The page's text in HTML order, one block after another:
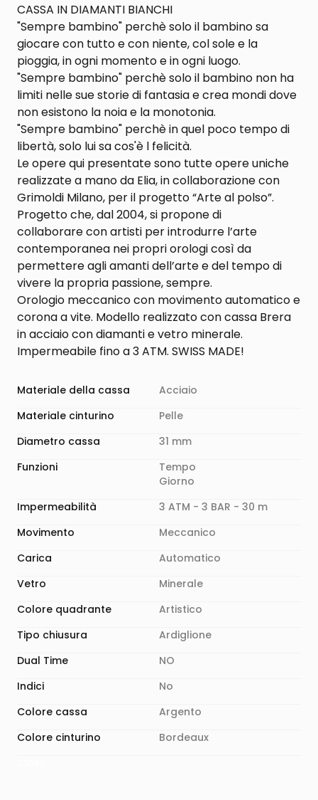
CASSA IN DIAMANTI BIANCHI
"Sempre bambino" perchè solo il bambino sa
giocare con tutto e con niente, col sole e la
pioggia, in ogni momento e in ogni luogo.
"Sempre bambino" perchè solo il bambino non ha
limiti nelle sue storie di fantasia e crea mondi dove
non esistono la noia e la monotonia.
"Sempre bambino" perchè in quel poco tempo di
libertà, solo lui sa cos'è l felicità.
Le opere qui presentate sono tutte opere uniche
realizzate a mano da Elia, in collaborazione con
Grimoldi Milano, per il progetto “Arte al polso”.
Progetto che, dal 2004, si propone di
collaborare con artisti per introdurre l’arte
contemporanea nei propri orologi così da
permettere agli amanti dell’arte e del tempo di
vivere la propria passione, sempre.
Orologio meccanico con movimento automatico e
corona a vite. Modello realizzato con cassa Brera
in acciaio con diamanti e vetro minerale.
Impermeabile fino a 3 ATM. SWISS MADE!
Materiale della cassa
Acciaio
Materiale cinturino
Pelle
Diametro cassa
31 mm
Funzioni
Tempo
Giorno
Impermeabilità
3 ATM - 3 BAR - 30 m
Movimento
Meccanico
Carica
Automatico
Vetro
Minerale
Colore quadrante
Artistico
Tipo chiusura
Ardiglione
Dual Time
NO
Indici
No
Colore cassa
Argento
Colore cinturino
Bordeaux